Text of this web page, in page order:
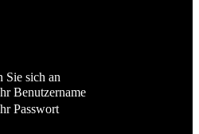
sich an
Benutzername
Passwort